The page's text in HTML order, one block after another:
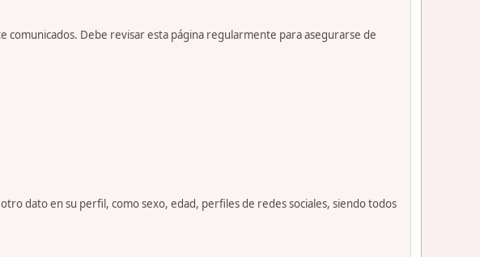
comunicados. Debe revisar esta página regularmente para asegurarse de
dato en su perfil, como sexo, edad, perfiles de redes sociales, siendo todos